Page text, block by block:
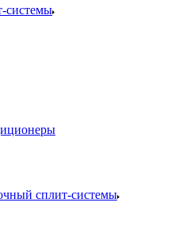
системы
сплит-системы